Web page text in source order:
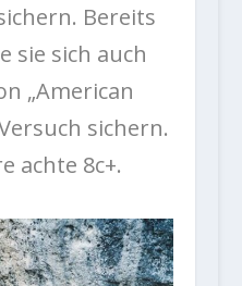
Bereits
sie sich auch
„American
sichern.
achte 8c+.